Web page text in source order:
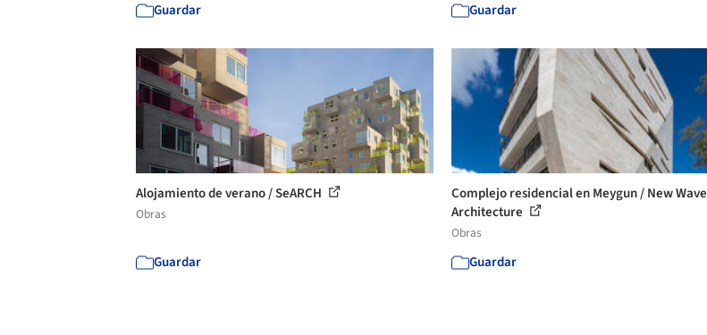
Guardar Guardar
Alojamiento de verano / SeARCH
Obras
Guardar
Complejo residencial en Meygun / New Wave
Architecture
Obras
Guardar